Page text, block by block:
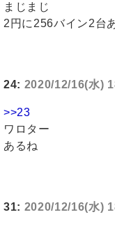
まじまじ
2円に256バイン2台
24: 2020/12/16(水)
>>23
ワロター
あるね
31: 2020/12/16(水)